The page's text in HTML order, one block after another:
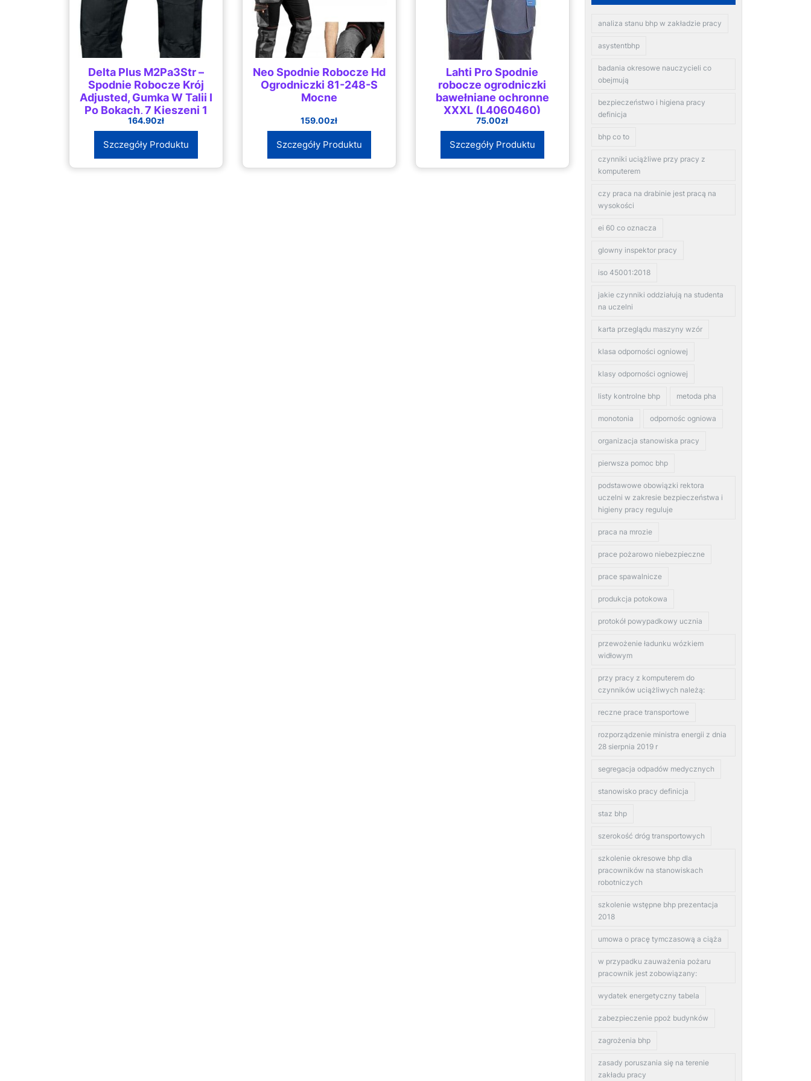
Delta Plus M2Pa3Str –
Spodnie Robocze Krój
Adjusted, Gumka W Talii I
Po Bokach, 7 Kieszeni 1
Na Miarkę, 65% Poliester,
35% Szaro-
Pomarańczowy 3Xl
164.90zł
Szczegóły Produktu
Neo Spodnie Robocze Hd
Ogrodniczki 81-248-S
Mocne
159.00zł
Szczegóły Produktu
Lahti Pro Spodnie
robocze ogrodniczki
bawełniane ochronne
XXXL (L4060460)
75.00zł
Szczegóły Produktu
analiza stanu bhp w zakładzie pracy
asystentbhp
badania okresowe nauczycieli co
obejmują
bezpieczeństwo i higiena pracy
definicja
bhp co to
czynniki uciążliwe przy pracy z
komputerem
czy praca na drabinie jest pracą na
wysokości
ei 60 co oznacza
glowny inspektor pracy
iso 45001:2018
jakie czynniki oddziałują na studenta
na uczelni
karta przeglądu maszyny wzór
klasa odporności ogniowej
klasy odporności ogniowej
listy kontrolne bhp metoda pha
monotonia odpornośc ogniowa
organizacja stanowiska pracy
pierwsza pomoc bhp
podstawowe obowiązki rektora
uczelni w zakresie bezpieczeństwa i
higieny pracy reguluje
praca na mrozie
prace pożarowo niebezpieczne
prace spawalnicze
produkcja potokowa
protokół powypadkowy ucznia
przewożenie ładunku wózkiem
widłowym
przy pracy z komputerem do
czynników uciążliwych należą:
reczne prace transportowe
rozporządzenie ministra energii z dnia
28 sierpnia 2019 r
segregacja odpadów medycznych
stanowisko pracy definicja
staz bhp
szerokość dróg transportowych
szkolenie okresowe bhp dla
pracowników na stanowiskach
robotniczych
szkolenie wstępne bhp prezentacja
2018
umowa o pracę tymczasową a ciąża
w przypadku zauważenia pożaru
pracownik jest zobowiązany:
wydatek energetyczny tabela
zabezpieczenie ppoż budynków
zagrożenia bhp
zasady poruszania się na terenie
zakładu pracy